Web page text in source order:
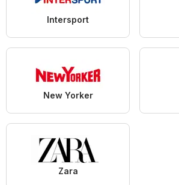
Intersport
New Yorker
Zara